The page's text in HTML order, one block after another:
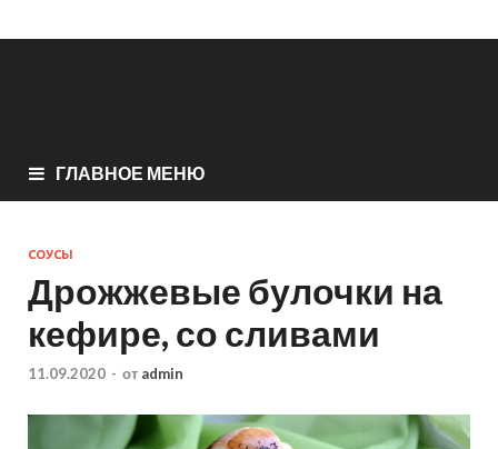
ГЛАВНОЕ МЕНЮ
СОУСЫ
Дрожжевые булочки на
кефире, со сливами
11.09.2020 - от admin